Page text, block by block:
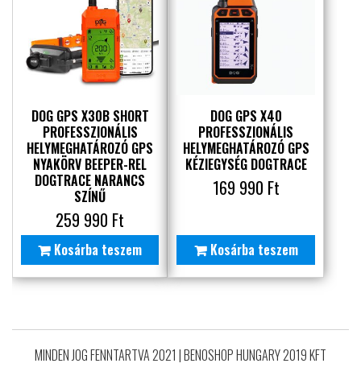
DOG GPS X30B SHORT
PROFESSZIONÁLIS
HELYMEGHATÁROZÓ GPS
NYAKÖRV BEEPER-REL
DOGTRACE NARANCS
SZÍNŰ
259 990 Ft
Kosárba teszem
DOG GPS X40
PROFESSZIONÁLIS
HELYMEGHATÁROZÓ GPS
KÉZIEGYSÉG DOGTRACE
169 990 Ft
Kosárba teszem
MINDEN JOG FENNTARTVA 2021 |BENOSHOP HUNGARY 2019 KFT